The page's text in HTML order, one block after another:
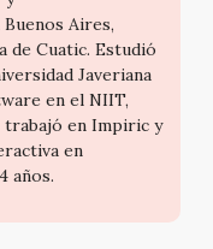
Aires,
de Cuatic. Estudió
Javeriana
en el NIIT,
trabajó en Impiric y
en
años.